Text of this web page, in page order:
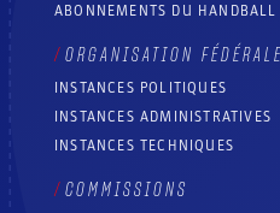
ABONNEMENTS DU HANDBALL
ORGANISATION FÉDÉRALE
INSTANCES POLITIQUES
INSTANCES ADMINISTRATIVES
INSTANCES TECHNIQUES
COMMISSIONS